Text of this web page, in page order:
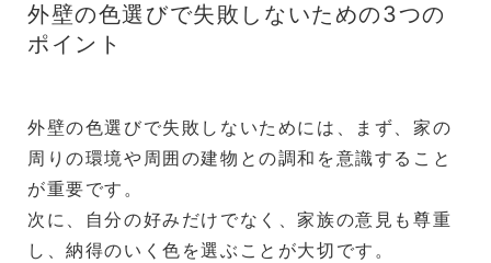
外壁の色選びで失敗しないための3つの
ポイント
外壁の色選びで失敗しないためには、まず、家の
周りの環境や周囲の建物との調和を意識すること
が重要です。
次に、自分の好みだけでなく、家族の意見も尊重
し、納得のいく色を選ぶことが大切です。